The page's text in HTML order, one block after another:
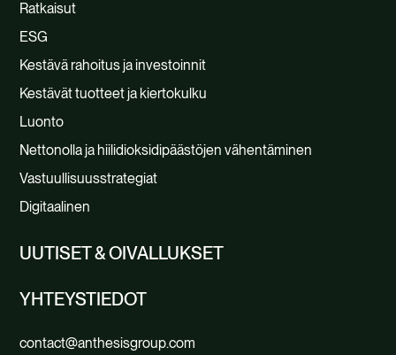
Ratkaisut
ESG
Kestävä rahoitus ja investoinnit
Kestävät tuotteet ja kiertokulku
Luonto
Nettonolla ja hiilidioksidipäästöjen vähentäminen
Vastuullisuusstrategiat
Digitaalinen
UUTISET & OIVALLUKSET
YHTEYSTIEDOT
contact@anthesisgroup.com